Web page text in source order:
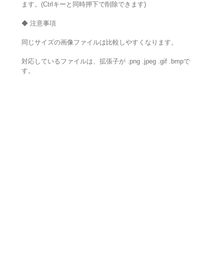
ます。(Ctrlキーと同時押下で削除できます)
◆ 注意事項
同じサイズの画像ファイルは比較しやすくなります。
対応しているファイルは、拡張子が .png .jpeg .gif .bmpで
す。